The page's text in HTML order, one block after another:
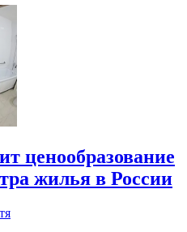
ценообразование
жилья в России